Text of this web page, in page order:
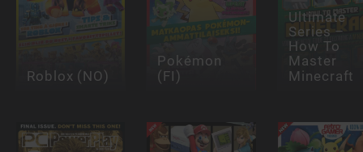
Roblox (NO)
Pokémon
(FI)
Ultimate
Series –
How To
Master
Minecraft